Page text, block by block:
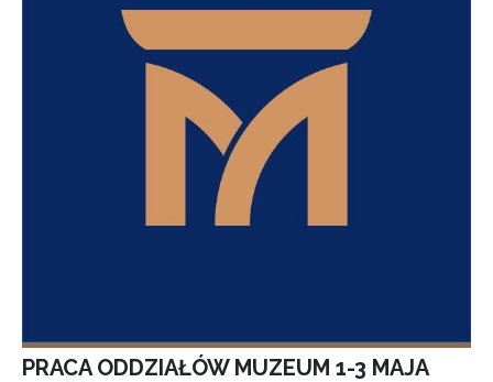
PRACA ODDZIAŁÓW MUZEUM 1-3 MAJA